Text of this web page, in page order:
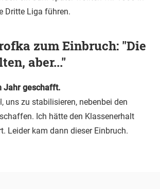
Dritte Liga führen.
zum Einbruch: "Die
aber..."
Jahr geschafft.
uns zu stabilisieren, nebenbei den
Ich hätte den Klassenerhalt
Leider kam dann dieser Einbruch.